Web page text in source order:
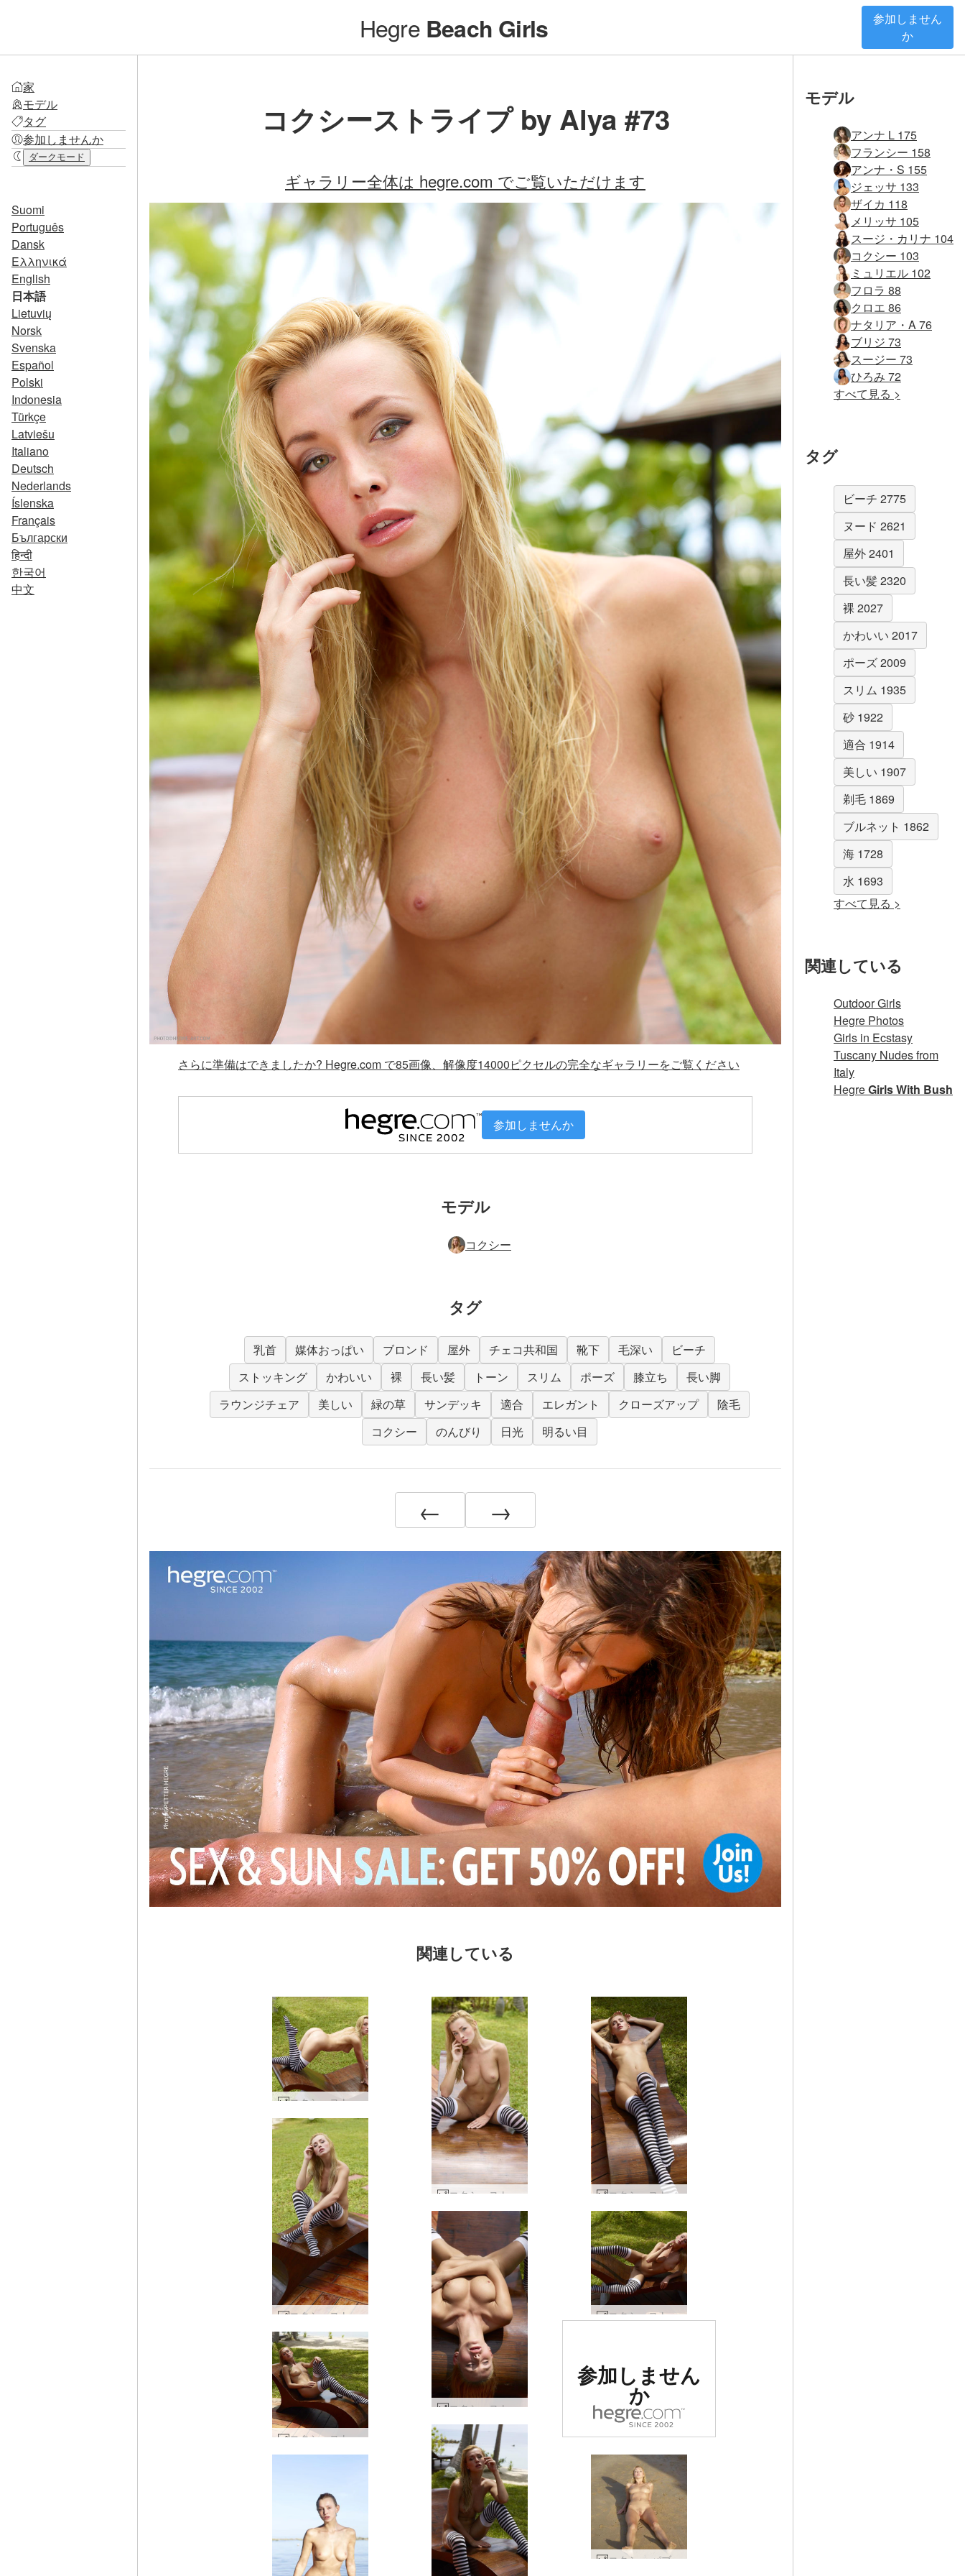
Hegre Beach Girls
参加しません
か
家
モデル
タグ
参加しませんか
ダークモード
Suomi
Português
Dansk
Ελληνικά
English
日本語
Lietuvių
Norsk
Svenska
Español
Polski
Indonesia
Türkçe
Latviešu
Italiano
Deutsch
Nederlands
Íslenska
Français
Български
हिन्दी
한국어
中文
コクシーストライプ by Alya #73
ギャラリー全体は hegre.com でご覧いただけます
さらに準備はできましたか? Hegre.com で85画像、解像度14000ピクセルの完全なギャラリーをご覧ください
参加しませんか
モデル
コクシー
タグ
乳首 媒体おっぱい ブロンド 屋外 チェコ共和国 靴下 毛深い
ビーチ
ストッキング
かわいい 裸 長い髪 トーン スリム ポーズ 膝立ち
長い脚
ラウンジチェア
美しい 緑の草 サンデッキ 適合 エレガント クローズアップ
陰毛
コクシー
のんびり 日光 明るい目
← →
関連している
コクシーストライプ by Alya #66
コクシーストライプ by Alya #70 コクシーストライプ by Alya #17
コクシーストライプ by Alya #85
コクシーストライプ by Alya #33
コクシーストライプ by Alya #41
コクシーストライプ by Alya #2
世界でナンバー
1の評価を受け
たエロサイト
参加しません
か
コクシー パブリック ヌード ビーチ #31
モデル
アンナ L 175
フランシー 158
アンナ・S 155
ジェッサ 133
ザイカ 118
メリッサ 105
スージ・カリナ 104
コクシー 103
ミュリエル 102
フロラ 88
クロエ 86
ナタリア・A 76
ブリジ 73
スージー 73
ひろみ 72
すべて見る >
タグ
ビーチ 2775
ヌード 2621
屋外 2401
長い髪 2320
裸 2027
かわいい 2017
ポーズ 2009
スリム 1935
砂 1922
適合 1914
美しい 1907
剃毛 1869
ブルネット 1862
海 1728
水 1693
すべて見る >
関連している
Outdoor Girls
Hegre Photos
Girls in Ecstasy
Tuscany Nudes from
Italy
HegreGirls With Bush